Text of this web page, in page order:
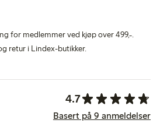
for medlemmer ved kjøp over 499,-.
retur i Lindex-butikker.
4.7
Basert på 9 anmeldelser